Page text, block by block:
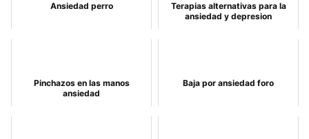
Ansiedad perro
Terapias alternativas para la
ansiedad y depresion
Pinchazos en las manos
ansiedad
Baja por ansiedad foro